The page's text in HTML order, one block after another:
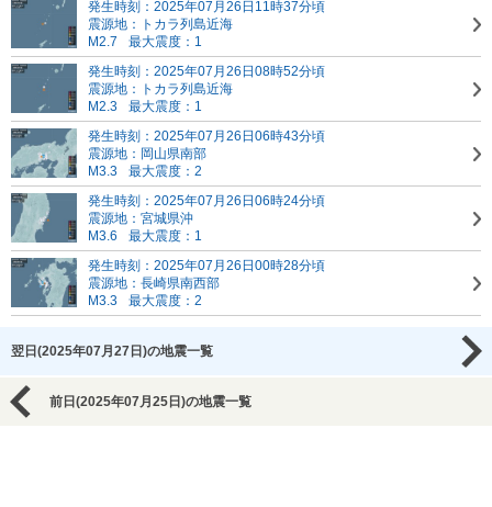
発生時刻：2025年07月26日11時37分頃
震源地：トカラ列島近海
M2.7
最大震度：1
発生時刻：2025年07月26日08時52分頃
震源地：トカラ列島近海
M2.3
最大震度：1
発生時刻：2025年07月26日06時43分頃
震源地：岡山県南部
M3.3
最大震度：2
発生時刻：2025年07月26日06時24分頃
震源地：宮城県沖
M3.6
最大震度：1
発生時刻：2025年07月26日00時28分頃
震源地：長崎県南西部
M3.3
最大震度：2
翌日(2025年07月27日)の地震一覧
前日(2025年07月25日)の地震一覧